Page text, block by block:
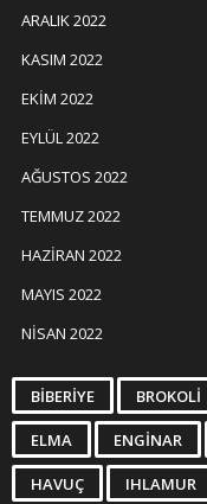
ARALIK 2022
KASIM 2022
EKIM 2022
EYLÜL 2022
AĞUSTOS 2022
TEMMUZ 2022
HAZIRAN 2022
MAYIS 2022
NISAN 2022
BIBERIYE BROKOLI
ELMA ENGINAR
HAVUÇ IHLAMUR